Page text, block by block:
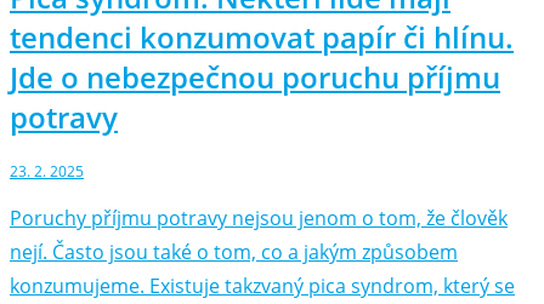
tendenci konzumovat papír či hlínu.
Jde o nebezpečnou poruchu příjmu
potravy
23. 2. 2025
Poruchy příjmu potravy nejsou jenom o tom, že člověk
nejí. Často jsou také o tom, co a jakým způsobem
konzumujeme. Existuje takzvaný pica syndrom, který se